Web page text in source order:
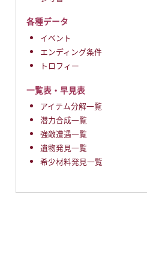
各種データ
イベント
エンディング条件
トロフィー
一覧表・早見表
アイテム分解一覧
潜力合成一覧
強敵遭遇一覧
遺物発見一覧
希少材料発見一覧